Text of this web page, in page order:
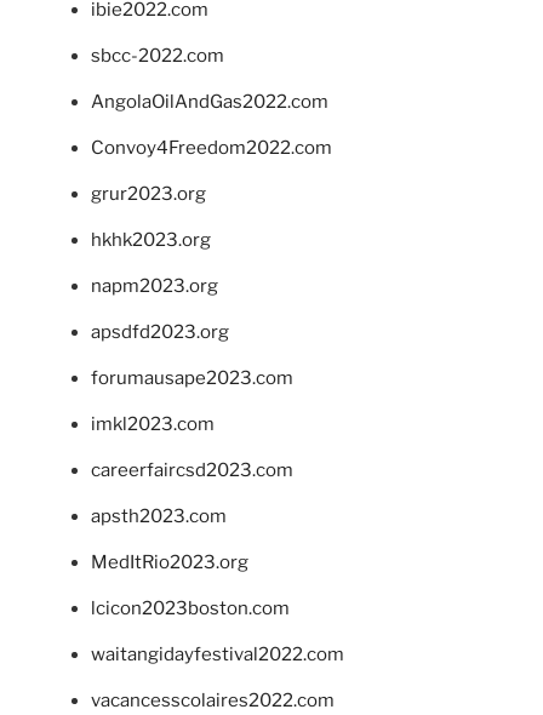
ibie2022.com
sbcc-2022.com
AngolaOilAndGas2022.com
Convoy4Freedom2022.com
grur2023.org
hkhk2023.org
napm2023.org
apsdfd2023.org
forumausape2023.com
imkl2023.com
careerfaircsd2023.com
apsth2023.com
MedItRio2023.org
lcicon2023boston.com
waitangidayfestival2022.com
vacancesscolaires2022.com